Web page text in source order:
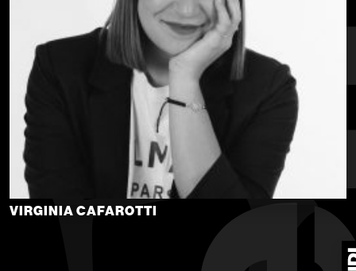
VIRGINIA CAFAROTTI